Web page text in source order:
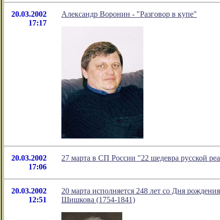
20.03.2002
17:17
Александр Воронин - "Разговор в купе"
20.03.2002
17:06
27 марта в СП России "22 шедевра русской
20.03.2002
12:51
20 марта исполняется 248 лет со Дня
Шишкова (1754-1841)